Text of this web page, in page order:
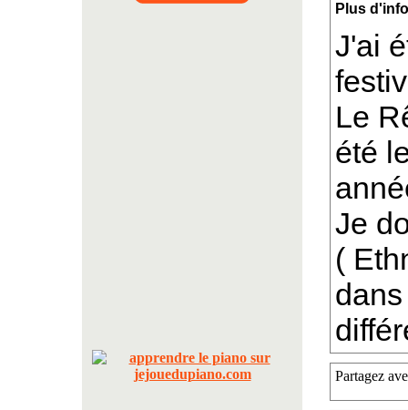
Plus
J'ai
Le
été
Je
(
Partagez